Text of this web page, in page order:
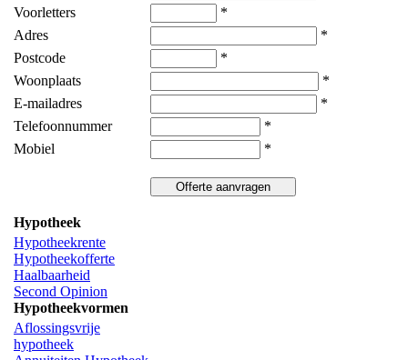
Voorletters
*
Adres
*
Postcode
*
Woonplaats
*
E-mailadres
*
Telefoonnummer
*
Mobiel
*
Hypotheek
Hypotheekrente
Hypotheekofferte
Haalbaarheid
Second Opinion
Hypotheekvormen
Aflossingsvrije
hypotheek